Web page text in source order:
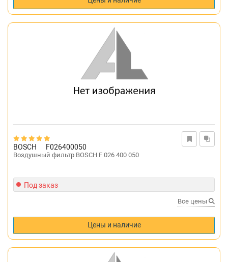
BOSCH F026400050
Воздушный фильтр BOSCH F 026 400 050
Под заказ
Все цены
Цены и наличие